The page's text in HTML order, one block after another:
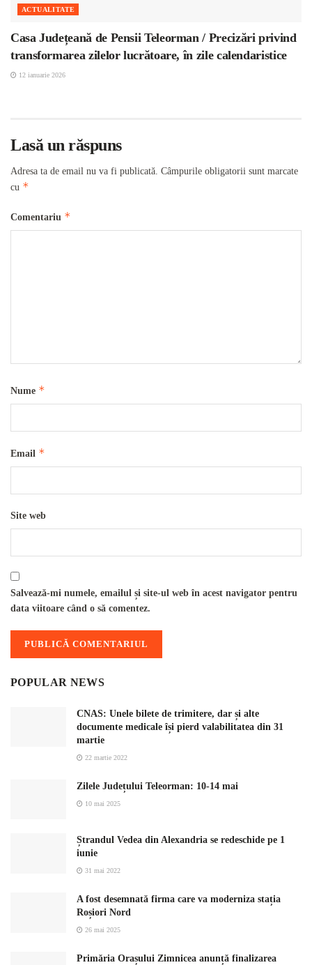
ACTUALITATE
Casa Județeană de Pensii Teleorman / Precizări privind
transformarea zilelor lucrătoare, în zile calendaristice
12 ianuarie 2026
Lasă un răspuns
Adresa ta de email nu va fi publicată. Câmpurile obligatorii sunt marcate
cu *
Comentariu *
Nume *
Email *
Site web
Salvează-mi numele, emailul și site-ul web în acest navigator pentru
data viitoare când o să comentez.
POPULAR NEWS
CNAS: Unele bilete de trimitere, dar și alte
documente medicale își pierd valabilitatea din 31
martie
22 martie 2022
Zilele Județului Teleorman: 10-14 mai
10 mai 2025
Ștrandul Vedea din Alexandria se redeschide pe 1
iunie
31 mai 2022
A fost desemnată firma care va moderniza stația
Roșiori Nord
26 mai 2025
Primăria Orașului Zimnicea anunță finalizarea